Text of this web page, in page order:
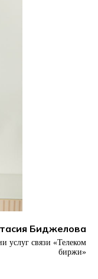
Биджелова
услуг связи «Телеком
биржи»